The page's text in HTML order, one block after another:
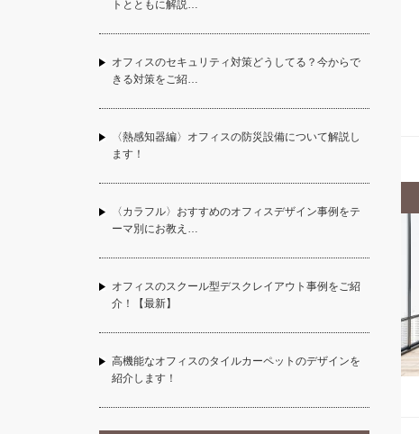
トとともに解説…
オフィスのセキュリティ対策どうしてる？今からで
きる対策をご紹…
〈熱感知器編〉オフィスの防災設備について解説し
ます！
〈カラフル〉おすすめのオフィスデザイン事例をテ
ーマ別にお教え…
オフィスのスクール型デスクレイアウト事例をご紹
介！【最新】
高機能なオフィスのタイルカーペットのデザインを
紹介します！